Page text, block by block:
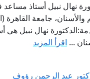
نهال نبيل أستاذ
والأسنان، جامعة
نهال نبيل هي
... اقرأ المزيد